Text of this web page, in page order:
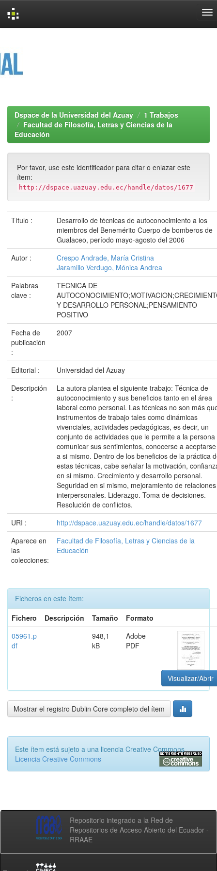
Dspace de la Universidad del Azuay
1 Trabajos
Facultad de Filosofía, Letras y Ciencias de la
Educación
Por favor, use este identificador para citar o enlazar este
ítem:
http://dspace.uazuay.edu.ec/handle/datos/1677
Título :
Desarrollo de técnicas de autoconocimiento a los
miembros del Benemérito Cuerpo de bomberos de
Gualaceo, período mayo-agosto del 2006
Autor :
Crespo Andrade, María Cristina
Jaramillo Verdugo, Mónica Andrea
Palabras
clave :
TECNICA DE
Y DESARROLLO PERSONAL;PENSAMIENTO
POSITIVO
Fecha de
publicación
:
2007
Editorial :
Universidad del Azuay
Descripción
:
La autora plantea el siguiente trabajo: Técnica de
autoconocimiento y sus beneficios tanto en el área
laboral como personal. Las técnicas no son más
instrumentos de trabajo tales como dinámicas
vivenciales, actividades pedagógicas, es decir, un
conjunto de actividades que le permite a la persona
comunicar sus sentimientos, conocerse a aceptarse
a si mismo. Dentro de los beneficios de la práctica
estas técnicas, cabe señalar la motivación,
en si mismo. Crecimiento y desarrollo personal.
Seguridad en si mismo, mejoramiento de relaciones
interpersonales. Liderazgo. Toma de decisiones.
Resolución de conflictos.
URI :
http://dspace.uazuay.edu.ec/handle/datos/1677
Aparece en
las
colecciones:
Facultad de Filosofía, Letras y Ciencias de la
Educación
Ficheros en este ítem:
Fichero
Descripción Tamaño
Formato
05961.p
df
948,1
kB
Adobe
PDF
Visualizar/Abrir
Mostrar el registro Dublin Core completo del ítem
Este ítem está sujeto a una licencia Creative Commons
Licencia Creative Commons
Repositorio integrado a la Red de
Repositorios de Acceso Abierto del Ecuador -
RRAAE